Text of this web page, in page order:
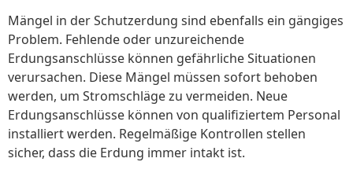
Mängel in der Schutzerdung sind ebenfalls ein gängiges
Problem. Fehlende oder unzureichende
Erdungsanschlüsse können gefährliche Situationen
verursachen. Diese Mängel müssen sofort behoben
werden, um Stromschläge zu vermeiden. Neue
Erdungsanschlüsse können von qualifiziertem Personal
installiert werden. Regelmäßige Kontrollen stellen
sicher, dass die Erdung immer intakt ist.